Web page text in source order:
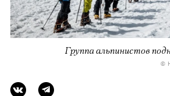
Группа альпинистов
©